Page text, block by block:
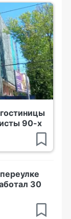
90-х
30